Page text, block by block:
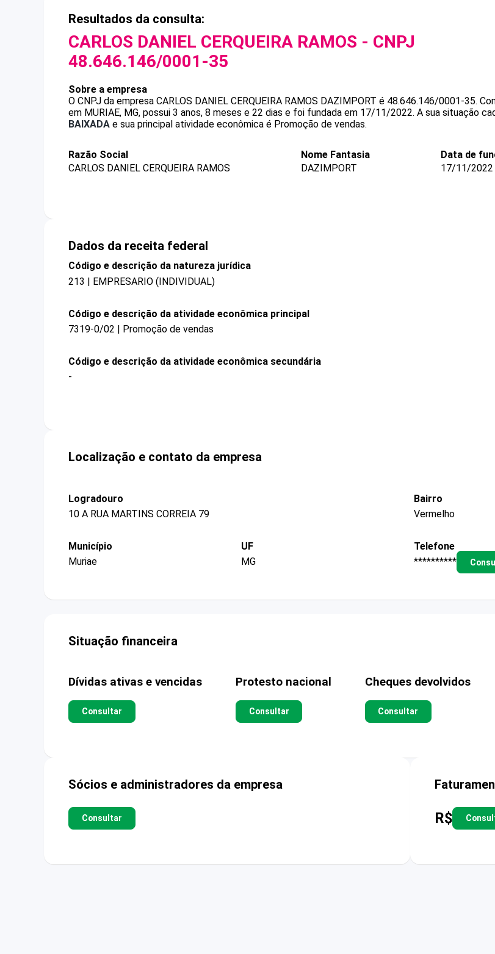
Resultados da consulta:
CARLOS DANIEL CERQUEIRA RAMOS - CNPJ
48.646.146/0001-35
Sobre a empresa
O CNPJ da empresa CARLOS DANIEL CERQUEIRA RAMOS DAZIMPORT é 48.646.146/0001-35.
em MURIAE, MG, possui 3 anos, 8 meses e 22 dias e foi fundada em 17/11/2022. A sua situação
BAIXADA e sua principal atividade econômica é Promoção de vendas.
Razão Social
CARLOS DANIEL CERQUEIRA RAMOS
Nome Fantasia
DAZIMPORT
Data de
17/11/2022
Dados da receita federal
Código e descrição da natureza jurídica
213 | EMPRESARIO (INDIVIDUAL)
Código e descrição da atividade econômica principal
7319-0/02 | Promoção de vendas
Código e descrição da atividade econômica secundária
-
Localização e contato da empresa
Logradouro
10 A RUA MARTINS CORREIA 79
Bairro
Vermelho
Município
Muriae
UF
MG
Telefone
**********
Situação financeira
Dívidas ativas e vencidas
Consultar
Protesto nacional
Consultar
Cheques devolvidos
Consultar
Sócios e administradores da empresa
Consultar R$